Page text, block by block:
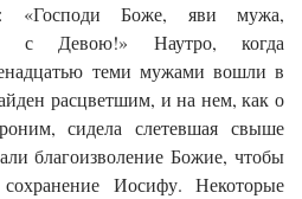
«Господи Боже, яви мужа,
с Девою!» Наутро, когда
теми мужами вошли в
расцветшим, и на нем, как о
сидела слетевшая свыше
благоизволение Божие, чтобы
Иосифу. Некоторые